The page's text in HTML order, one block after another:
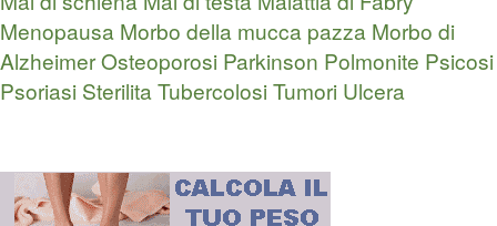
Menopausa Morbo della mucca pazza Morbo di
AlzheimerOsteoporosi Parkinson Polmonite Psicosi
Psoriasi SterilitaTubercolosiTumori Ulcera